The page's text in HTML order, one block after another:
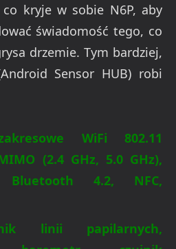
kryje w sobie N6P, aby
świadomość tego, co
drzemie. Tym bardziej,
Sensor HUB) robi
WiFi 802.11
(2.4 GHz, 5.0 GHz),
4.2, NFC,
linii papilarnych,